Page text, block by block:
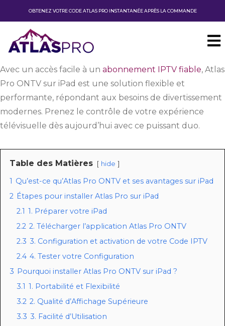
OBTENEZ VOTRE CODE ATLAS PRO INSTANTANÉE APRÈS LA COMMANDE
Avec un accès facile à un abonnement IPTV fiable, Atlas
Pro ONTV sur iPad est une solution flexible et
performante, répondant aux besoins de divertissement
modernes. Prenez le contrôle de votre expérience
télévisuelle dès aujourd’hui avec ce puissant duo.
Table des Matières hide
1 Qu’est-ce qu’Atlas Pro ONTV et ses avantages sur iPad
2 Étapes pour installer Atlas Pro sur iPad
2.1 1. Préparer votre iPad
2.2 2. Télécharger l’application Atlas Pro ONTV
2.3 3. Configuration et activation de votre Code IPTV
2.4 4. Tester votre Configuration
3 Pourquoi installer Atlas Pro ONTV sur iPad ?
3.1 1. Portabilité et Flexibilité
3.2 2. Qualité d’Affichage Supérieure
3.3 3. Facilité d’Utilisation